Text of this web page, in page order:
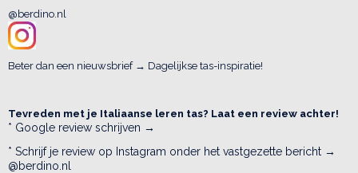
@berdino.nl
Beter dan een nieuwsbrief → Dagelijkse tas-inspiratie!
Tevreden met je Italiaanse leren tas? Laat een review achter!
* Google review schrijven →
* Schrijf je review op Instagram onder het vastgezette bericht →
@berdino.nl